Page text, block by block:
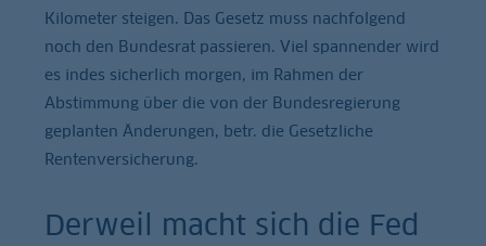
Kilometer steigen. Das Gesetz muss nachfolgend
noch den Bundesrat passieren. Viel spannender wird
es indes sicherlich morgen, im Rahmen der
Abstimmung über die von der Bundesregierung
geplanten Änderungen, betr. die Gesetzliche
Rentenversicherung.
Derweil macht sich die Fed